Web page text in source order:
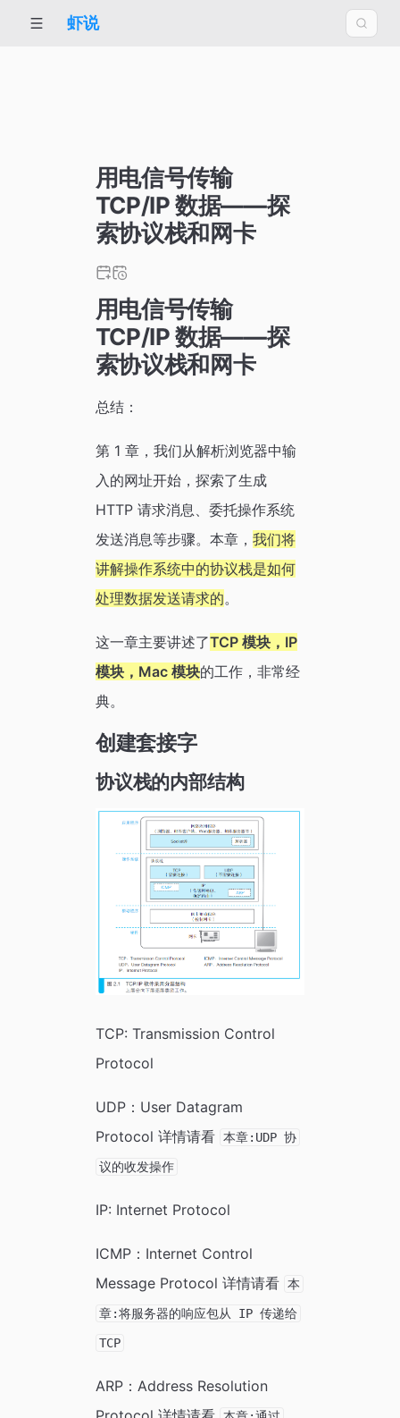
虾说
用电信号传输
TCP/IP 数据——探
索协议栈和网卡
用电信号传输
TCP/IP 数据——探
索协议栈和网卡
总结：
第 1 章，我们从解析浏览器中输
入的网址开始，探索了生成
HTTP 请求消息、委托操作系统
发送消息等步骤。本章， 我们将
讲解操作系统中的协议栈是如何
处理数据发送请求的。
这一章主要讲述了TCP 模块，IP
模块，Mac 模块的工作，非常经
典。
创建套接字
协议栈的内部结构
TCP: Transmission Control
Protocol
UDP：User Datagram
Protocol 详情请看 本章:UDP 协
议的收发操作
IP: Internet Protocol
ICMP：Internet Control
Message Protocol 详情请看 本
章:将服务器的响应包从 IP 传递给
TCP
ARP：Address Resolution